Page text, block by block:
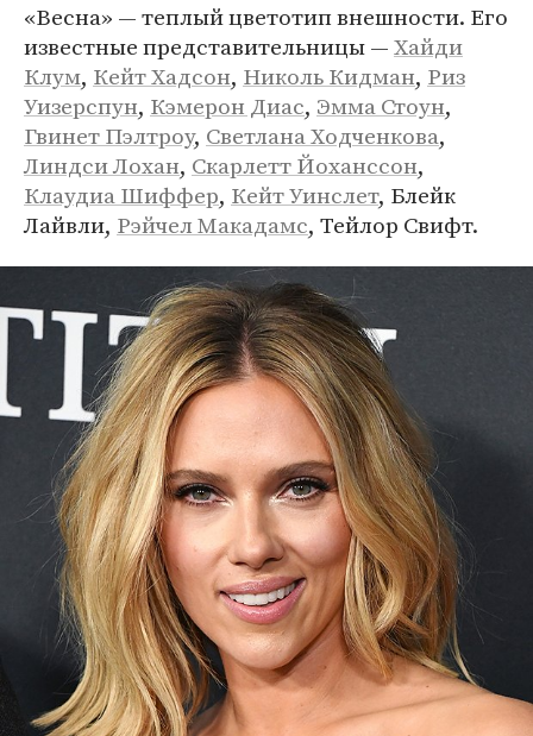
«Весна» — теплый цветотип внешности. Его
известные представительницы —Хайди
Клум, Кейт Хадсон, Николь Кидман, Риз
Уизерспун, Кэмерон Диас, Эмма Стоун,
Гвинет Пэлтроу, Светлана Ходченкова,
Линдси Лохан, Скарлетт Йоханссон,
Клаудиа Шиффер, Кейт Уинслет, Блейк
Лайвли, Рэйчел Макадамс, Тейлор Свифт.